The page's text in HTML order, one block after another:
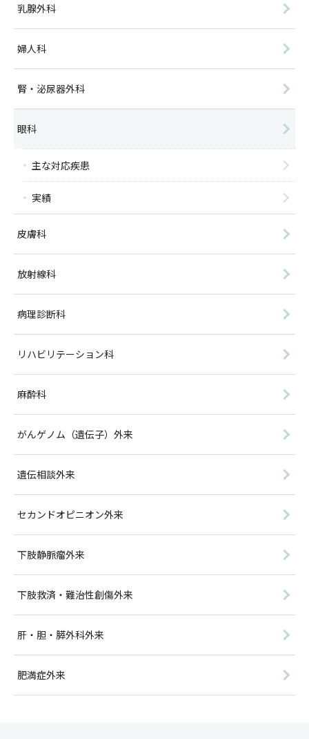
乳腺外科
婦人科
腎・泌尿器外科
眼科
主な対応疾患
実績
皮膚科
放射線科
病理診断科
リハビリテーション科
麻酔科
がんゲノム（遺伝子）外来
遺伝相談外来
セカンドオピニオン外来
下肢静脈瘤外来
下肢救済・難治性創傷外来
肝・胆・膵外科外来
肥満症外来